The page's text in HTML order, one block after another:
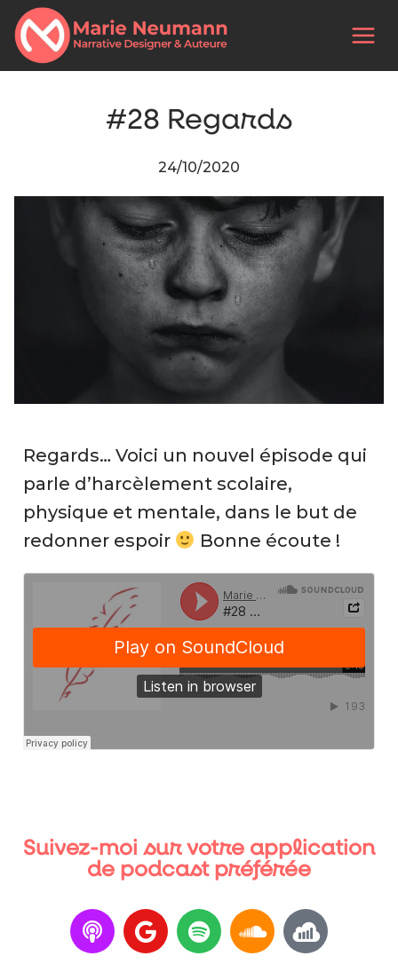
#28 Regards
Par
Neumann
24/10/2020
Regards… Voici un nouvel épisode qui
parle d’harcèlement scolaire,
physique et mentale, dans le but de
redonner espoir
Bonne écoute !
Suivez-moi sur votre application
de podcast préférée